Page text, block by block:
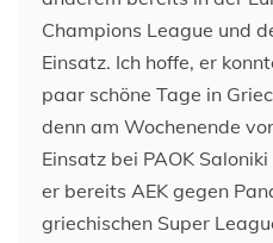
Champions League und
Einsatz. Ich hoffe, er
paar schöne Tage in
denn am Wochenende
Einsatz bei PAOK
er bereits AEK gegen
griechischen Super